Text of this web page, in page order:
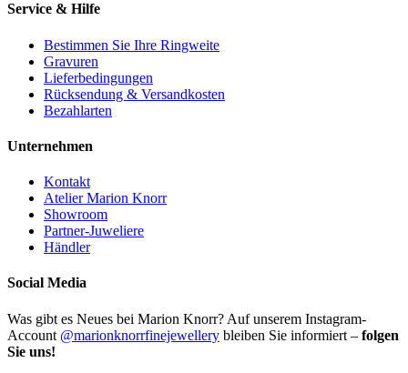
Service & Hilfe
Bestimmen Sie Ihre Ringweite
Gravuren
Lieferbedingungen
Rücksendung & Versandkosten
Bezahlarten
Unternehmen
Kontakt
Atelier Marion Knorr
Showroom
Partner-Juweliere
Händler
Social Media
Was gibt es Neues bei Marion Knorr? Auf unserem Instagram-
Account @marionknorrfinejewellery bleiben Sie informiert – folgen
Sie uns!